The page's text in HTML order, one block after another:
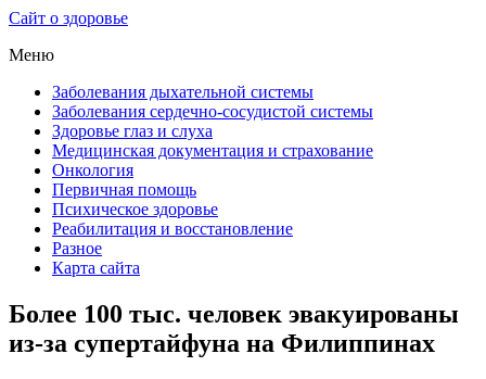
Сайт о здоровье
Меню
Заболевания дыхательной системы
Заболевания сердечно-сосудистой системы
Здоровье глаз и слуха
Медицинская документация и страхование
Онкология
Первичная помощь
Психическое здоровье
Реабилитация и восстановление
Разное
Карта сайта
Более 100 тыс. человек эвакуированы
из-за супертайфуна на Филиппинах